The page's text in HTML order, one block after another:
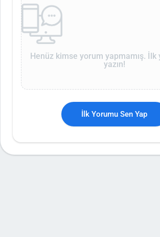
Henüz kimse yorum yapmamış. İlk
yazın!
İlk Yorumu Sen Yap